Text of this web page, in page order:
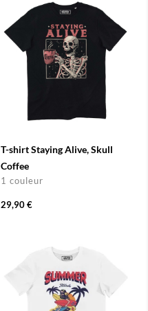
T-shirt Staying Alive, Skull
Coffee
1 couleur
29,90 €